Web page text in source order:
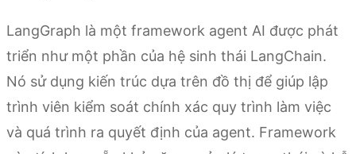
LangGraph là một framework agent AI được phát
triển như một phần của hệ sinh thái LangChain.
Nó sử dụng kiến trúc dựa trên đồ thị để giúp lập
trình viên kiểm soát chính xác quy trình làm việc
và quá trình ra quyết định của agent. Framework